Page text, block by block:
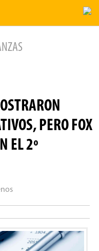
PERO FOX
EL 2º